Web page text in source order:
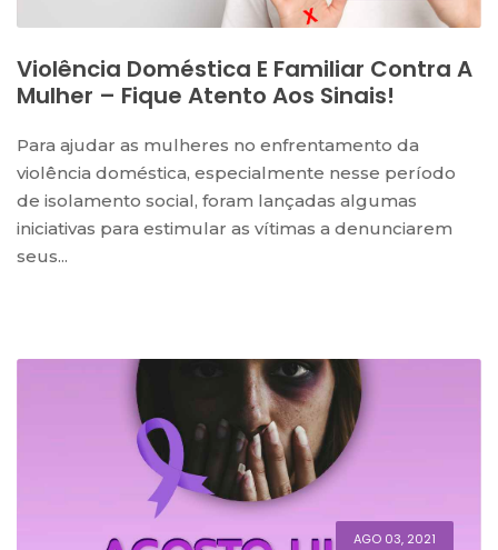
Violência Doméstica E Familiar Contra A
Mulher – Fique Atento Aos Sinais!
Para ajudar as mulheres no enfrentamento da
violência doméstica, especialmente nesse período
de isolamento social, foram lançadas algumas
iniciativas para estimular as vítimas a denunciarem
seus...
AGO 03, 2021